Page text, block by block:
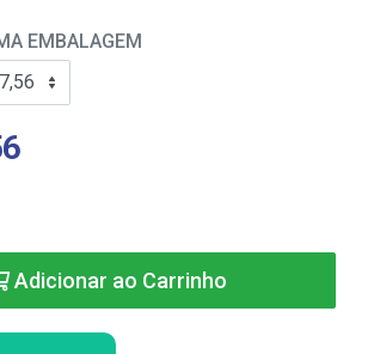
EMBALAGEM
Adicionar ao Carrinho